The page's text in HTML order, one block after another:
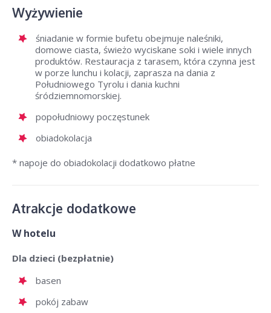
Wyżywienie
śniadanie w formie bufetu obejmuje naleśniki,
domowe ciasta, świeżo wyciskane soki i wiele innych
produktów. Restauracja z tarasem, która czynna jest
w porze lunchu i kolacji, zaprasza na dania z
Południowego Tyrolu i dania kuchni
śródziemnomorskiej.
popołudniowy poczęstunek
obiadokolacja
* napoje do obiadokolacji dodatkowo płatne
Atrakcje dodatkowe
W hotelu
Dla dzieci (bezpłatnie)
basen
pokój zabaw